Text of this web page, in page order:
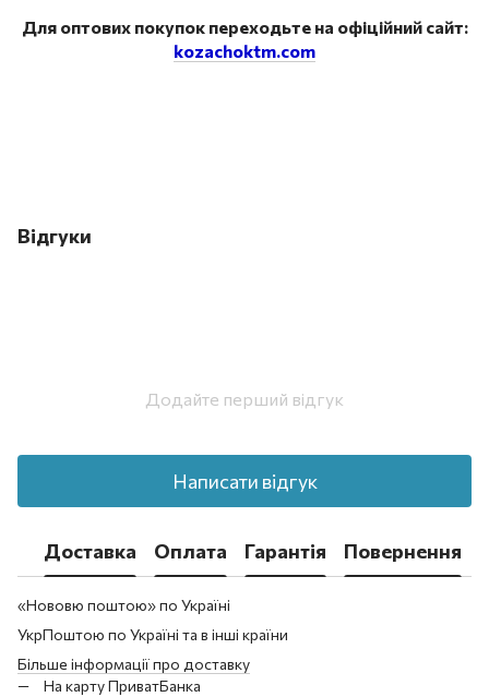
Для оптових покупок переходьте на офіційний сайт:
kozachoktm.com
Відгуки
Додайте перший відгук
Написати відгук
Доставка Оплата Гарантія Повернення
«Нововю поштою» по Україні
УкрПоштою по Україні та в інші країни
Більше інформації про доставку
На карту ПриватБанка